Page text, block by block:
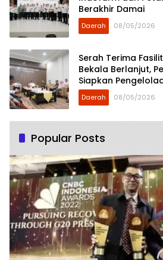
Berakhir Damai
Daerah 08/05/2026
Serah Terima
Bekala Berlanjut,
Siapkan
Daerah 08/05/2026
Popular Posts